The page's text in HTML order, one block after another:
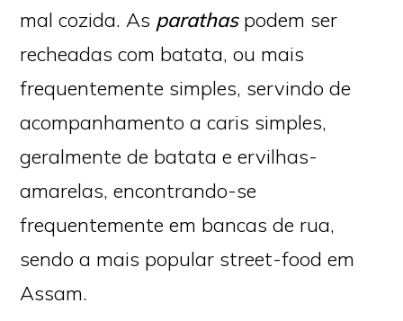
mal cozida. As parathaspodem ser
recheadas com batata, ou mais
frequentemente simples, servindo de
acompanhamento a caris simples,
geralmente de batata e ervilhas-
amarelas, encontrando-se
frequentemente em bancas de rua,
sendo a mais popular street-food em
Assam.